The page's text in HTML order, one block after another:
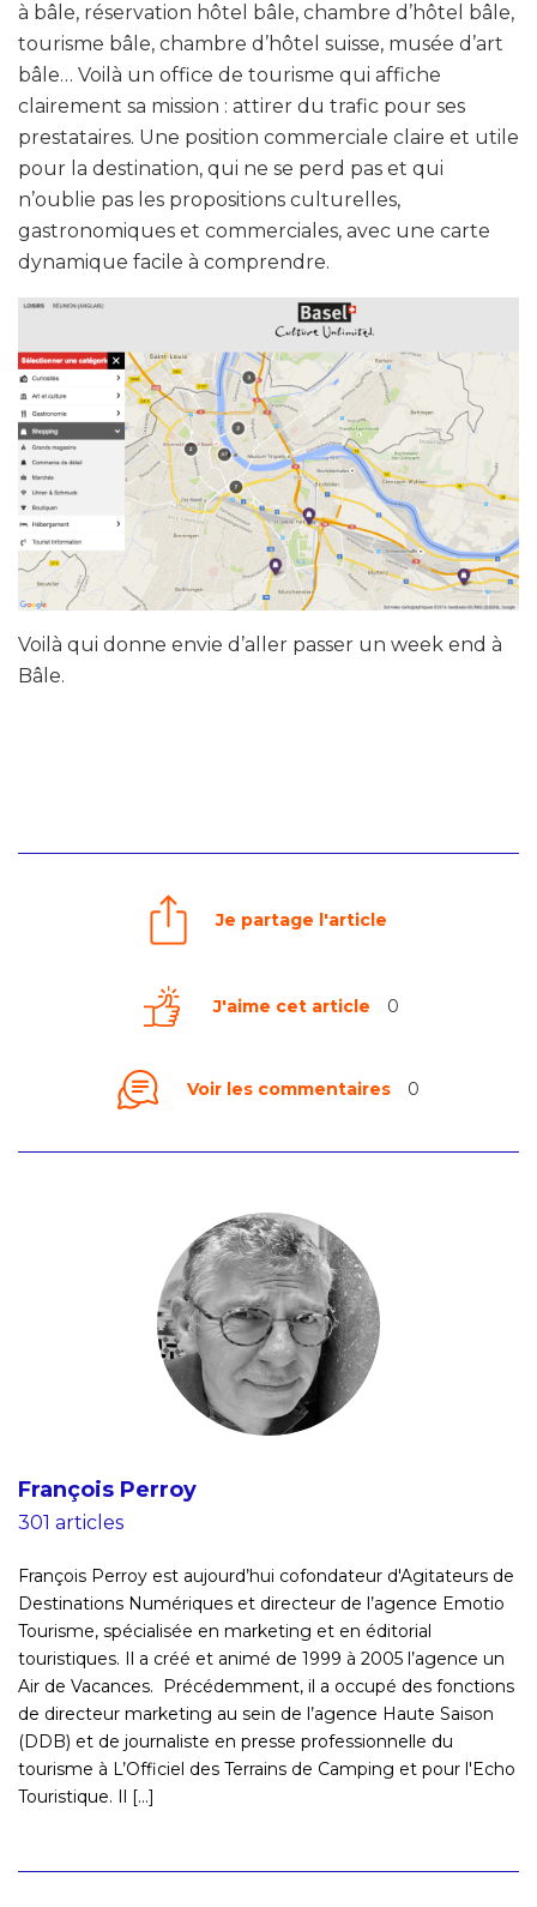
à bâle, réservation hôtel bâle, chambre d’hôtel bâle,
tourisme bâle, chambre d’hôtel suisse, musée d’art
bâle… Voilà un office de tourisme qui affiche
clairement sa mission : attirer du trafic pour ses
prestataires. Une position commerciale claire et utile
pour la destination, qui ne se perd pas et qui
n’oublie pas les propositions culturelles,
gastronomiques et commerciales, avec une carte
dynamique facile à comprendre.
Voilà qui donne envie d’aller passer un week end à
Bâle.
Je partage l'article
J'aime cet article 0
Voir les commentaires 0
François Perroy
301 articles
François Perroy est aujourd’hui cofondateur d'Agitateurs de
Destinations Numériques et directeur de l’agence Emotio
Tourisme, spécialisée en marketing et en éditorial
touristiques. Il a créé et animé de 1999 à 2005 l’agence un
Air de Vacances. Précédemment, il a occupé des fonctions
de directeur marketing au sein de l’agence Haute Saison
(DDB) et de journaliste en presse professionnelle du
tourisme à L’Officiel des Terrains de Camping et pour l'Echo
Touristique. Il [...]